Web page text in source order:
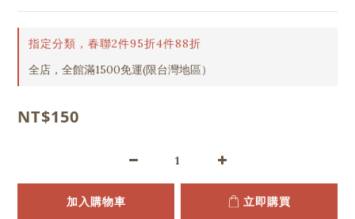
指定分類，春聯2件95折4件88折
全店，全館滿1500免運(限台灣地區）
NT$150
加入購物車 立即購買